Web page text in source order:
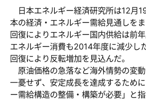
日本エネルギー経済研究所は12月
本の経済・エネルギー需給見通しを
回復によりエネルギー国内供給は前
エネルギー消費も2014年度に減少し
回復により反転増加を見込んだ。
原油価格の急落など海外情勢の変
一憂せず、安定成長を達成するため
ー需給構造の整備・構築が必要」と